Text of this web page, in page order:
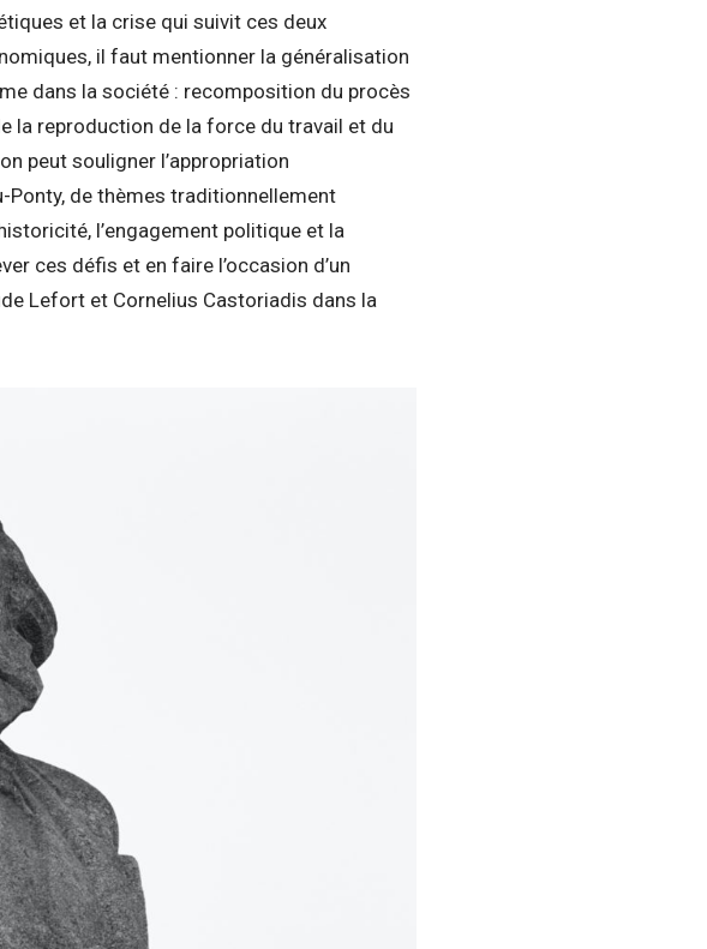
et la crise qui suivit ces deux
il faut mentionner la généralisation
dans la société : recomposition du procès
la reproduction de la force du travail et du
peut souligner l’appropriation
Ponty, de thèmes traditionnellement
l’engagement politique et la
ces défis et en faire l’occasion d’un
Lefort et Cornelius Castoriadis dans la